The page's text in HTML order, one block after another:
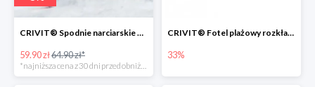
CRIVIT® Spodnie narciarskie dziewczęce
59.90 zł64.90 zł*
*najniższa cena z 30 dni przed obniżką
CRIVIT® Fotel plażowy rozkładany / Brodzik dziecięcy
33%